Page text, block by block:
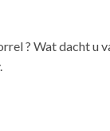
? Wat dacht